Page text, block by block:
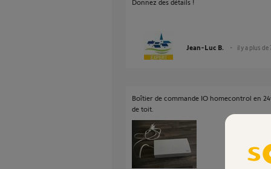
Donnez des détails !
Jean-Luc B. il y a plus de
Boîtier de commande IO homecontrol en
de toit.